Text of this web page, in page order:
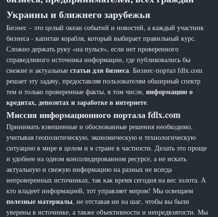
Украины и ближнего зарубежья
Бизнес – это целый океан событий и новостей, а каждый участник
бизнеса - капитан корабля, который выбирает правильный курс.
Сложно держать руку «на пульсе», если нет проверенного
справедливого источника информации, где публиковались бы
свежие и актуальныестатьи для бизнеса. Бизнес-портал fdlx.com
решает эту задачу, предоставляя пользователям обширный спектр
тем и только проверенные факты, в том числе,информацию о
кредитах, депозитах и заработке в интернете.
Миссия информационного портала fdlx.com
Принимать взвешенные и обоснованные решения необходимо,
учитывая геополитическую, экономическую и технологическую
ситуацию в мире в целом и в стране в частности. Делать это проще
и удобнее на одном консолидированном ресурсе, а не искать
актуальную и свежую информацию на разных не всегда
непроверенных источниках, так как время сегодня на вес золота. А
кто владеет информацией, тот управляет миром! Мы освещаем
полезные материалы, не отставая ни на шаг, чтобы вы были
уверены в источнике, а также объективности и непредвзятости. Мы